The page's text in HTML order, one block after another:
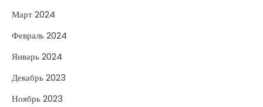
Март 2024
Февраль 2024
Январь 2024
Декабрь 2023
Ноябрь 2023